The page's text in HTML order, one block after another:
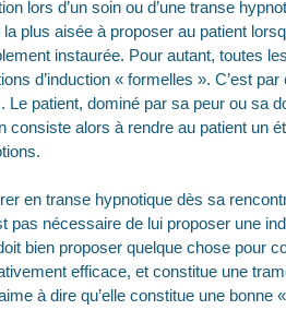
lors d’un soin ou d’une transe
plus aisée à proposer au patient
instaurée. Pour autant, toutes
d’induction « formelles ». C’est
Le patient, dominé par sa peur ou sa
consiste alors à rendre au patient un
en transe hypnotique dès sa
pas nécessaire de lui proposer une
bien proposer quelque chose pour
efficace, et constitue une
à dire qu’elle constitue une bonne